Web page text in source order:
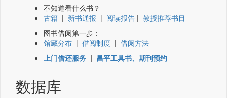
不知道看什么书？
古籍 | 新书通报 | 阅读报告 | 教授推荐书目
图书借阅第一步：
馆藏分布 | 借阅制度 | 借阅方法
上门借还服务 | 昌平工具书、期刊预约
数据库